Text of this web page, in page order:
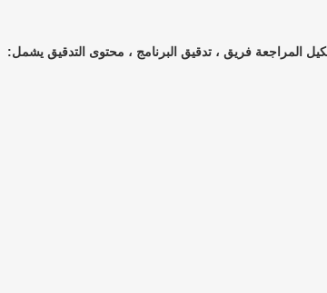
فريق ، تدقيق البرنامج ، محتوى التدقيق يشمل: